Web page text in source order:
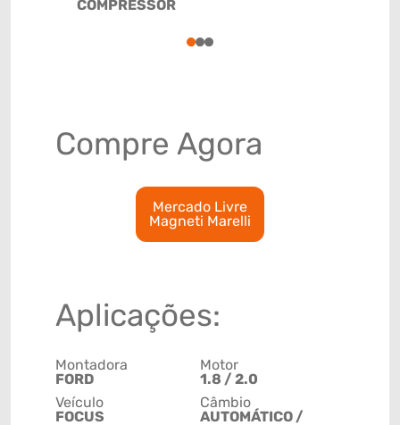
COMPRESSOR
123
Compre Agora
Mercado Livre
Magneti Marelli
Aplicações:
Montadora
FORD
Veículo
FOCUS
Motor
1.8 / 2.0
Câmbio
AUTOMÁTICO /